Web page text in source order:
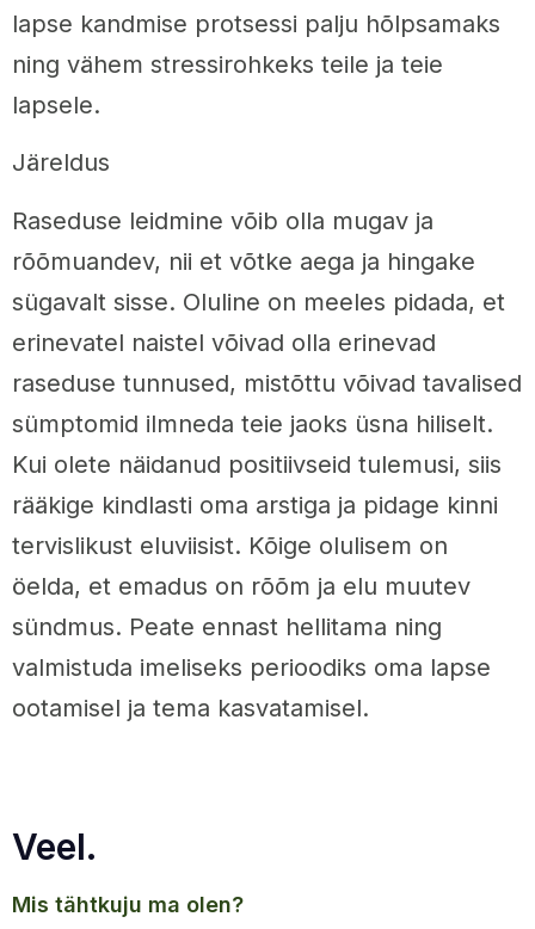
lapse kandmise protsessi palju hõlpsamaks
ning vähem stressirohkeks teile ja teie
lapsele.
Järeldus
Raseduse leidmine võib olla mugav ja
rõõmuandev, nii et võtke aega ja hingake
sügavalt sisse. Oluline on meeles pidada, et
erinevatel naistel võivad olla erinevad
raseduse tunnused, mistõttu võivad tavalised
sümptomid ilmneda teie jaoks üsna hiliselt.
Kui olete näidanud positiivseid tulemusi, siis
rääkige kindlasti oma arstiga ja pidage kinni
tervislikust eluviisist. Kõige olulisem on
öelda, et emadus on rõõm ja elu muutev
sündmus. Peate ennast hellitama ning
valmistuda imeliseks perioodiks oma lapse
ootamisel ja tema kasvatamisel.
Veel.
mis tähtkuju ma olen?